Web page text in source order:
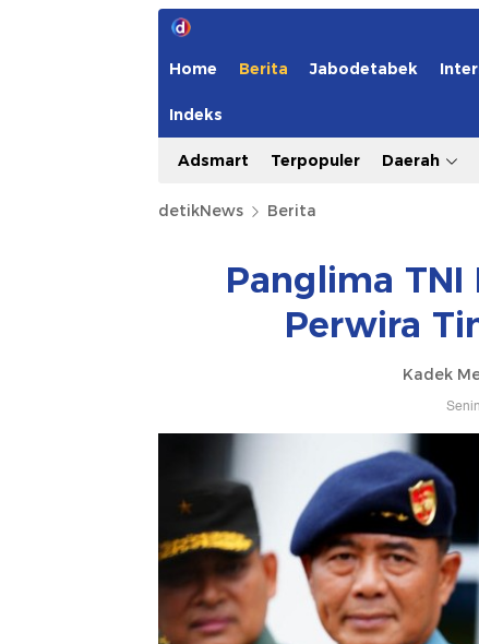
Home Berita Jabodetabek
Indeks
Adsmart Terpopuler Daerah
detikNews Berita
Panglima
Perwira
Kadek